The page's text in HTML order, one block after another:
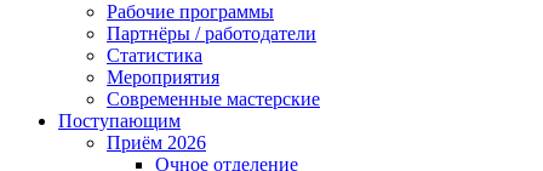
Рабочие программы
Партнёры / работодатели
Статистика
Мероприятия
Современные мастерские
Поступающим
Приём 2026
Очное отделение